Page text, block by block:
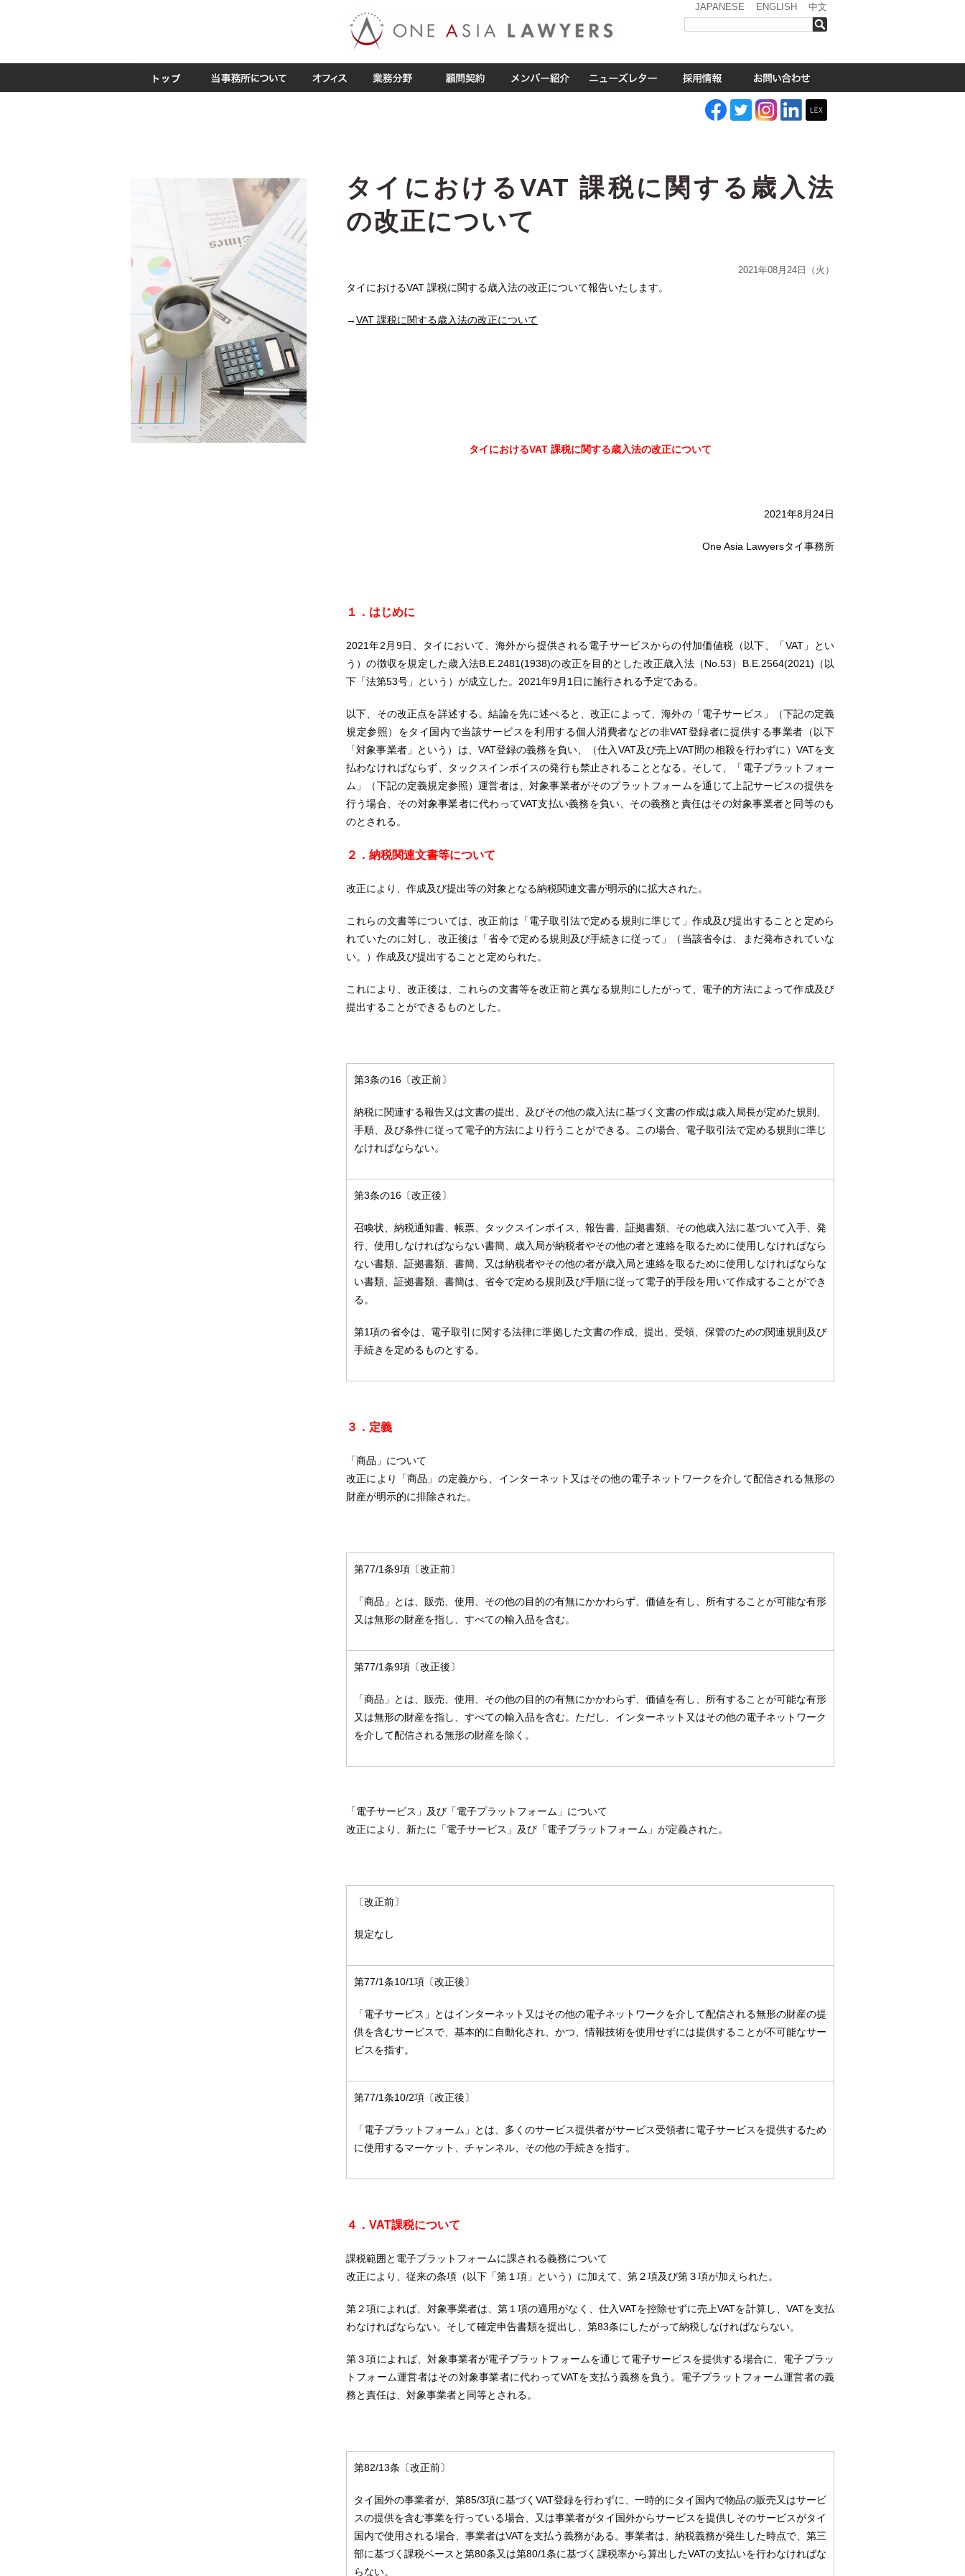
JAPANESE ENGLISH 中文
タイにおけるVAT 課税に関する歳入法
の改正について
2021年08月24日（火）
タイにおけるVAT 課税に関する歳入法の改正について報告いたします。
→VAT 課税に関する歳入法の改正について
タイにおけるVAT 課税に関する歳入法の改正について
2021年8月24日
One Asia Lawyersタイ事務所
１． はじめに
2021年2月9日、タイにおいて、海外から提供される電子サービスからの付加価値税（以下、「VAT」とい
う）の徴収を規定した歳入法B.E.2481(1938)の改正を目的とした改正歳入法（No.53）B.E.2564(2021)（以
下「法第53号」という）が成立した。2021年9月1日に施行される予定である。
以下、その改正点を詳述する。結論を先に述べると、改正によって、海外の「電子サービス」（下記の定義
規定参照）をタイ国内で当該サービスを利用する個人消費者などの非VAT登録者に提供する事業者（以下
「対象事業者」という）は、VAT登録の義務を負い、（仕入VAT及び売上VAT間の相殺を行わずに）VATを支
払わなければならず、タックスインボイスの発行も禁止されることとなる。そして、「電子プラットフォー
ム」（下記の定義規定参照）運営者は、対象事業者がそのプラットフォームを通じて上記サービスの提供を
行う場合、その対象事業者に代わってVAT支払い義務を負い、その義務と責任はその対象事業者と同等のも
のとされる。
２．納税関連文書等について
改正により、作成及び提出等の対象となる納税関連文書が明示的に拡大された。
これらの文書等については、改正前は「電子取引法で定める規則に準じて」作成及び提出することと定めら
れていたのに対し、改正後は「省令で定める規則及び手続きに従って」（当該省令は、まだ発布されていな
い。）作成及び提出することと定められた。
これにより、改正後は、これらの文書等を改正前と異なる規則にしたがって、電子的方法によって作成及び
提出することができるものとした。
第3条の16〔改正前〕
納税に関連する報告又は文書の提出、及びその他の歳入法に基づく文書の作成は歳入局長が定めた規則、
手順、及び条件に従って電子的方法により行うことができる。この場合、電子取引法で定める規則に準じ
なければならない。
第3条の16〔改正後〕
召喚状、納税通知書、帳票、タックスインボイス、報告書、証拠書類、その他歳入法に基づいて入手、発
行、使用しなければならない書簡、歳入局が納税者やその他の者と連絡を取るために使用しなければなら
ない書類、証拠書類、書簡、又は納税者やその他の者が歳入局と連絡を取るために使用しなければならな
い書類、証拠書類、書簡は、省令で定める規則及び手順に従って電子的手段を用いて作成することができ
る。
第1項の省令は、電子取引に関する法律に準拠した文書の作成、提出、受領、保管のための関連規則及び
手続きを定めるものとする。
３．定義
「商品」について
改正により「商品」の定義から、インターネット又はその他の電子ネットワークを介して配信される無形の
財産が明示的に排除された。
第77/1条9項〔改正前〕
「商品」とは、販売、使用、その他の目的の有無にかかわらず、価値を有し、所有することが可能な有形
又は無形の財産を指し、すべての輸入品を含む。
第77/1条9項〔改正後〕
「商品」とは、販売、使用、その他の目的の有無にかかわらず、価値を有し、所有することが可能な有形
又は無形の財産を指し、すべての輸入品を含む。ただし、インターネット又はその他の電子ネットワーク
を介して配信される無形の財産を除く。
「電子サービス」及び「電子プラットフォーム」について
改正により、新たに「電子サービス」及び「電子プラットフォーム」が定義された。
〔改正前〕
規定なし
第77/1条10/1項〔改正後〕
「電子サービス」とはインターネット又はその他の電子ネットワークを介して配信される無形の財産の提
供を含むサービスで、基本的に自動化され、かつ、情報技術を使用せずには提供することが不可能なサー
ビスを指す。
第77/1条10/2項〔改正後〕
「電子プラットフォーム」とは、多くのサービス提供者がサービス受領者に電子サービスを提供するため
に使用するマーケット、チャンネル、その他の手続きを指す。
４．VAT課税について
課税範囲と電子プラットフォームに課される義務について
改正により、従来の条項（以下「第１項」という）に加えて、第２項及び第３項が加えられた。
第２項によれば、対象事業者は、第１項の適用がなく、仕入VATを控除せずに売上VATを計算し、VATを支払
わなければならない。そして確定申告書類を提出し、第83条にしたがって納税しなければならない。
第３項によれば、対象事業者が電子プラットフォームを通じて電子サービスを提供する場合に、電子プラッ
トフォーム運営者はその対象事業者に代わってVATを支払う義務を負う。電子プラットフォーム運営者の義
務と責任は、対象事業者と同等とされる。
第82/13条〔改正前〕
タイ国外の事業者が、第85/3項に基づくVAT登録を行わずに、一時的にタイ国内で物品の販売又はサービ
スの提供を含む事業を行っている場合、又は事業者がタイ国外からサービスを提供しそのサービスがタイ
国内で使用される場合、事業者はVATを支払う義務がある。事業者は、納税義務が発生した時点で、第三
部に基づく課税ベースと第80条又は第80/1条に基づく課税率から算出したVATの支払いを行わなければな
らない。